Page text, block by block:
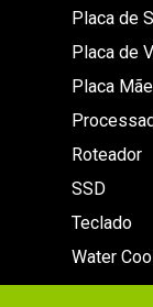
Placa de
Placa de
Placa Mãe
Roteador
SSD
Teclado
Water